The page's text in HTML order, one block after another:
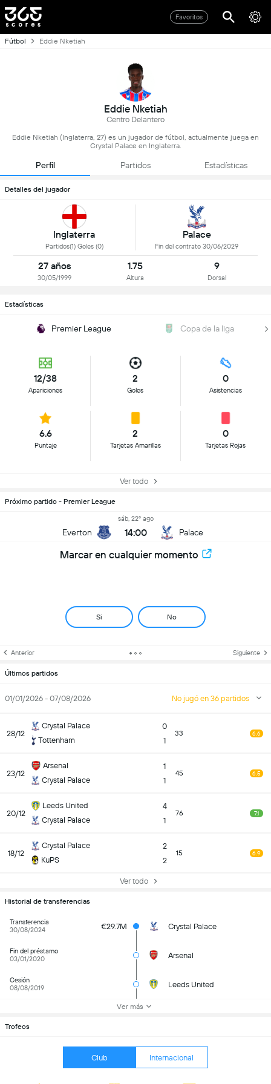
Favoritos
Fútbol Eddie Nketiah
Eddie Nketiah
Centro Delantero
Eddie Nketiah (Inglaterra, 27) es un jugador de fútbol, actualmente juega en
Crystal Palace en Inglaterra.
Perfil Partidos Estadísticas
Detalles del jugador
Inglaterra
Partidos(1) Goles (0)
Palace
Fin del contrato 30/06/2029
27 años
30/05/1999
1.75
Altura
9
Dorsal
Estadísticas
Premier League Copa de la liga
12/38
Apariciones
2
Goles
0
Asistencias
6.6
Puntaje
2
Tarjetas Amarillas
0
Tarjetas Rojas
Ver todo
Próximo partido - Premier League
Everton
sáb, 22º ago
14:00 Palace
Marcar en cualquier momento
Si No
Anterior Siguiente
Últimos partidos
01/01/2026 - 07/08/2026 No jugó en 36 partidos
28/12
Crystal Palace
Tottenham
0
1
33 6.6
23/12
Arsenal
Crystal Palace
1
1
45 6.5
20/12
Leeds United
Crystal Palace
4
1
76 7.1
18/12
Crystal Palace
KuPS
2
2
15 6.9
Ver todo
Historial de transferencias
Transferencia
30/08/2024
€29.7M Crystal Palace
Fin del préstamo
03/01/2020
Arsenal
Cesión
08/08/2019
Leeds United
Ver más
Trofeos
Club Internacional